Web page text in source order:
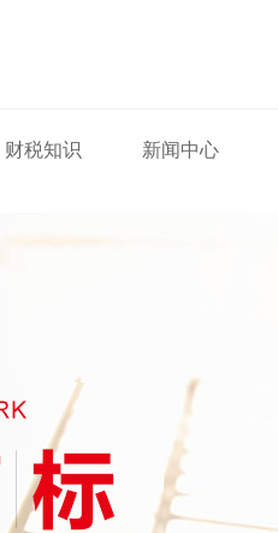
财税知识 新闻中心